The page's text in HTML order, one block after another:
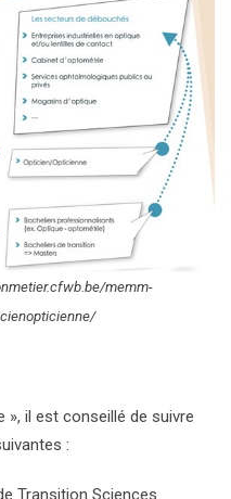
memm-
», il est conseillé de suivre
:
Transition Sciences